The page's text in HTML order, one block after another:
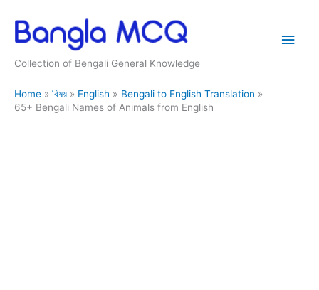
content
Collection of Bengali General Knowledge
Main
Home বিষয় English
Bengali to English Translation
65+ Bengali Names of Animals from English